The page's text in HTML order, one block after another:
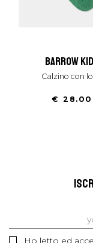
barrow
calzino con
€ 28.00
Ho letto ed